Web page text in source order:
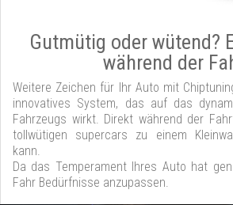
Gutmütig oder wütend?
während der
Weitere Zeichen für Ihr Auto mit
innovatives System, das auf das
Fahrzeugs wirkt. Direkt während der
tollwütigen supercars zu einem
kann.
Da das Temperament Ihres Auto hat
Fahr Bedürfnisse anzupassen.